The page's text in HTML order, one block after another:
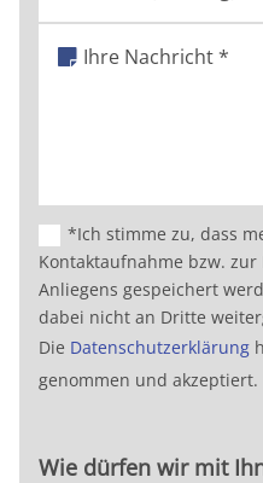
*Ich stimme zu, dass
Kontaktaufnahme bzw.
Anliegens gespeichert
dabei nicht an Dritte
Die Datenschutzerklärung
genommen und akzeptiert.
Wie dürfen wir mit